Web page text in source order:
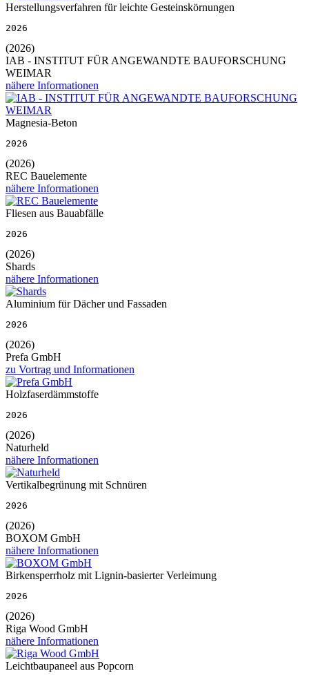
Herstellungsverfahren für leichte Gesteinskörnungen
2026
(2026)
IAB - INSTITUT FÜR ANGEWANDTE BAUFORSCHUNG
WEIMAR
nähere Informationen
Magnesia-Beton
2026
(2026)
REC Bauelemente
nähere Informationen
Fliesen aus Bauabfälle
2026
(2026)
Shards
nähere Informationen
Aluminium für Dächer und Fassaden
2026
(2026)
Prefa GmbH
zu Vortrag und Informationen
Holzfaserdämmstoffe
2026
(2026)
Naturheld
nähere Informationen
Vertikalbegrünung mit Schnüren
2026
(2026)
BOXOM GmbH
nähere Informationen
Birkensperrholz mit Lignin-basierter Verleimung
2026
(2026)
Riga Wood GmbH
nähere Informationen
Leichtbaupaneel aus Popcorn